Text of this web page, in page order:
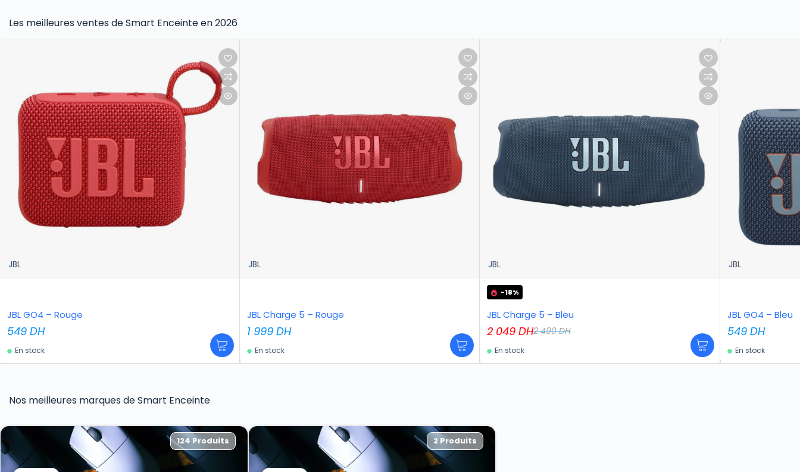
Les meilleures ventes de Smart Enceinte en 2026
JBL
JBL GO4 – Rouge
549 DH
En stock
JBL
JBL Charge 5 – Rouge
1 999DH
En stock
JBL
-18%
JBL Charge 5 – Bleu
2 490DH
2 049DH
En stock
JBL
JBL GO4 – Bleu
549 DH
En stock
Nos meilleures marques de Smart Enceinte
124 Produits 2 Produits